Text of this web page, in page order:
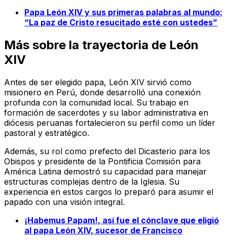
Papa León XIV y sus primeras palabras al mundo:
“La paz de Cristo resucitado esté con ustedes”
Más sobre la trayectoria de León
XIV
Antes de ser elegido papa, León XIV sirvió como
misionero en Perú, donde desarrolló una conexión
profunda con la comunidad local. Su trabajo en
formación de sacerdotes y su labor administrativa en
diócesis peruanas fortalecieron su perfil como un líder
pastoral y estratégico.
Además, su rol como prefecto del Dicasterio para los
Obispos y presidente de la Pontificia Comisión para
América Latina demostró su capacidad para manejar
estructuras complejas dentro de la Iglesia. Su
experiencia en estos cargos lo preparó para asumir el
papado con una visión integral.
¡Habemus Papam!, así fue el cónclave que eligió
al papa León XIV, sucesor de Francisco